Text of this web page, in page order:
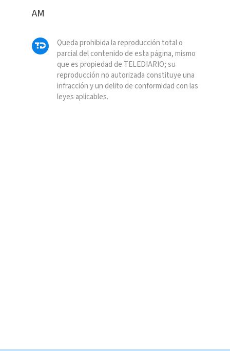
AM
Queda prohibida la reproducción total o
parcial del contenido de esta página, mismo
que es propiedad de TELEDIARIO; su
reproducción no autorizada constituye una
infracción y un delito de conformidad con las
leyes aplicables.